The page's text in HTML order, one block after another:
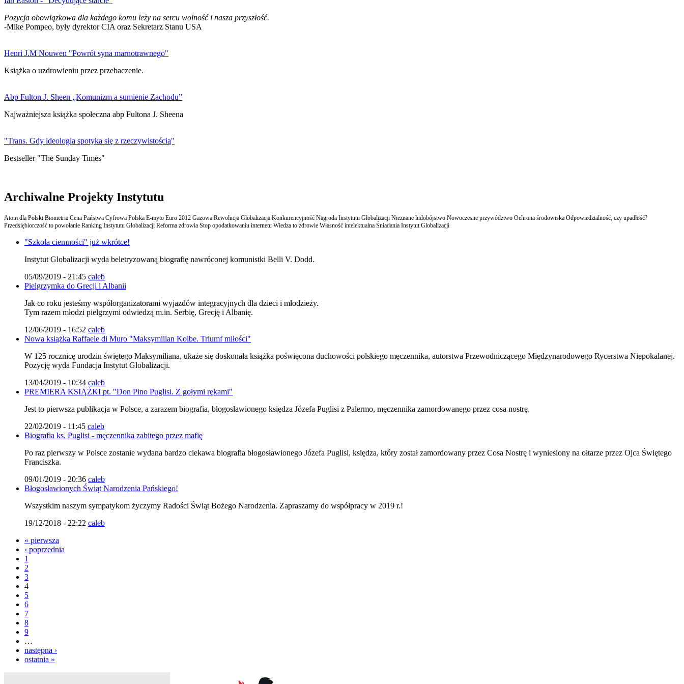
Pozycja obowiązkowa dla każdego komu leży na sercu wolność i nasza przyszłość.
-Mike Pompeo, były dyrektor CIA oraz Sekretarz Stanu USA
Henri J.M Nouwen "Powrót syna marnotrawnego"
Książka o uzdrowieniu przez przebaczenie.
Abp Fulton J. Sheen „Komunizm a sumienie Zachodu”
Najważniejsza książka społeczna abp Fultona J. Sheena
"Trans. Gdy ideologia spotyka się z rzeczywistością"
Bestseller "The Sunday Times"
Archiwalne Projekty Instytutu
Atom dla Polski Biometria Cena Państwa Cyfrowa Polska E-myto Euro 2012 Gazowa Rewolucja Globalizacja Konkurencyjność Nagroda Instytutu Globalizacji Nieznane ludobójstwo Nowoczesne przywództwo Ochrona środowiska Odpowiedzialność, czy upadłość?
Przedsiębiorczość to powołanie Ranking Instytutu Globalizacji Reforma zdrowia Stop opodatkowaniu internetu Wiedza to zdrowie Własność intelektualna Śniadania Instytut Globalizacji
"Szkoła ciemności" już wkrótce!
Instytut Globalizacji wyda beletryzowaną biografię nawróconej komunistki Belli V. Dodd.
05/09/2019 - 21:45 caleb
Pielgrzymka do Grecji i Albanii
Jak co roku jesteśmy współorganizatorami wyjazdów integracyjnych dla dzieci i młodzieży.
Tym razem młodzi pielgrzymi odwiedzą m.in. Serbię, Grecję i Albanię.
12/06/2019 - 16:52 caleb
Nowa książka Raffaele di Muro "Maksymilian Kolbe. Triumf miłości"
W 125 rocznicę urodzin świętego Maksymiliana, ukaże się doskonała książka poświęcona duchowości polskiego męczennika, autorstwa Przewodniczącego Międzynarodowego Rycerstwa Niepokalanej.
Pozycję wyda Fundacja Instytut Globalizacji.
13/04/2019 - 10:34 caleb
PREMIERA KSIĄŻKI pt. "Don Pino Puglisi. Z gołymi rękami"
Jest to pierwsza publikacja w Polsce, a zarazem biografia, błogosławionego księdza Józefa Puglisi z Palermo, męczennika zamordowanego przez cosa nostrę.
22/02/2019 - 11:45 caleb
Biografia ks. Puglisi - męczennika zabitego przez mafię
Po raz pierwszy w Polsce zostanie wydana bardzo ciekawa biografia błogosławionego Józefa Puglisi, księdza, który został zamordowany przez Cosa Nostrę i wyniesiony na ołtarze przez Ojca Świętego
Franciszka.
09/01/2019 - 20:36 caleb
Błogosławionych Świąt Narodzenia Pańskiego!
Wszystkim naszym sympatykom życzymy Radości Świąt Bożego Narodzenia. Zapraszamy do współpracy w 2019 r.!
19/12/2018 - 22:22 caleb
« pierwsza
‹ poprzednia
1
2
3
4
5
6
7
8
9
…
następna ›
ostatnia »